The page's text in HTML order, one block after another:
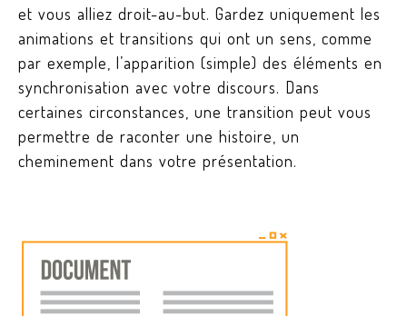
et vous alliez droit-au-but. Gardez uniquement les
animations et transitions qui ont un sens, comme
par exemple, l’apparition (simple) des éléments en
synchronisation avec votre discours. Dans
certaines circonstances, une transition peut vous
permettre de raconter une histoire, un
cheminement dans votre présentation.